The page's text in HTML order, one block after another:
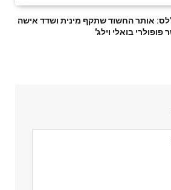
אותר החשוד שתקף מינית ושדד אישה
בואלי וילג'